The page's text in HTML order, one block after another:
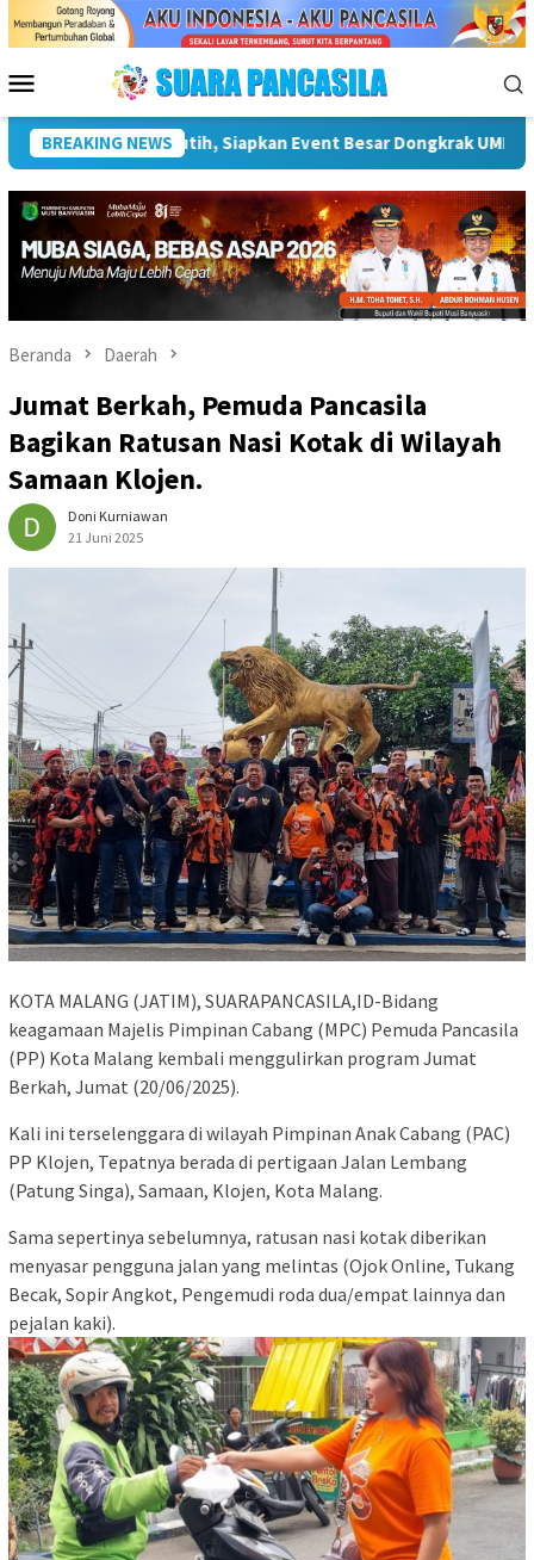
Menu
Mobile
BREAKING NEWS
Plt Bupati Hendri Dukung Percepatan Penyaluran
Beranda Daerah
Jumat Berkah, Pemuda Pancasila
Bagikan Ratusan Nasi Kotak di Wilayah
Samaan Klojen.
Doni Kurniawan
21 Juni 2025
KOTA MALANG (JATIM), SUARAPANCASILA,ID-Bidang
keagamaan Majelis Pimpinan Cabang (MPC) Pemuda Pancasila
(PP) Kota Malang kembali menggulirkan program Jumat
Berkah, Jumat (20/06/2025).
Kali ini terselenggara di wilayah Pimpinan Anak Cabang (PAC)
PP Klojen, Tepatnya berada di pertigaan Jalan Lembang
(Patung Singa), Samaan, Klojen, Kota Malang.
Sama sepertinya sebelumnya, ratusan nasi kotak diberikan
menyasar pengguna jalan yang melintas (Ojok Online, Tukang
Becak, Sopir Angkot, Pengemudi roda dua/empat lainnya dan
pejalan kaki).